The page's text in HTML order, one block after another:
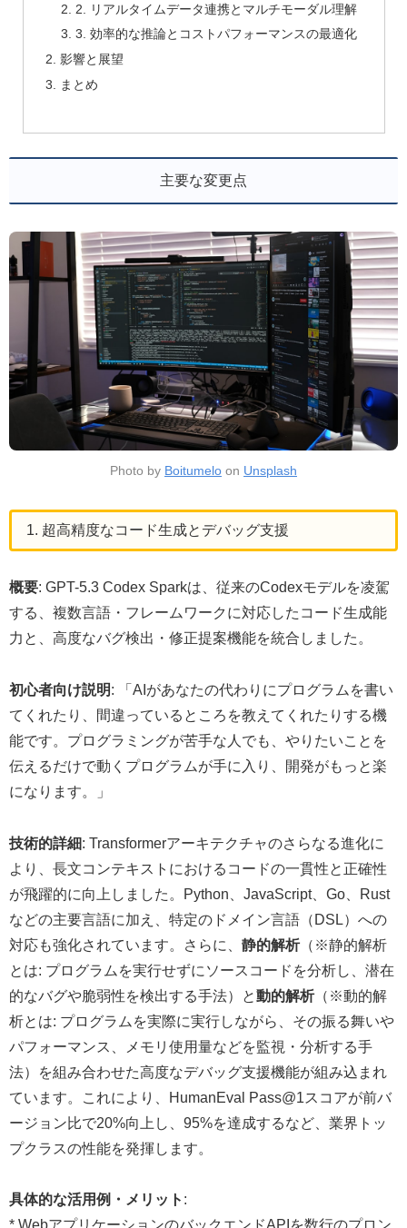
2. リアルタイムデータ連携とマルチモーダル理解
3. 効率的な推論とコストパフォーマンスの最適化
影響と展望
まとめ
主要な変更点
Photo by Boitumelo on Unsplash
1. 超高精度なコード生成とデバッグ支援
概要: GPT-5.3 Codex Sparkは、従来のCodexモデルを凌駕
する、複数言語・フレームワークに対応したコード生成能
力と、高度なバグ検出・修正提案機能を統合しました。
初心者向け説明: 「AIがあなたの代わりにプログラムを書い
てくれたり、間違っているところを教えてくれたりする機
能です。プログラミングが苦手な人でも、やりたいことを
伝えるだけで動くプログラムが手に入り、開発がもっと楽
になります。」
技術的詳細: Transformerアーキテクチャのさらなる進化に
より、長文コンテキストにおけるコードの一貫性と正確性
が飛躍的に向上しました。Python、JavaScript、Go、Rust
などの主要言語に加え、特定のドメイン言語（DSL）への
対応も強化されています。さらに、 静的解析（※静的解析
とは: プログラムを実行せずにソースコードを分析し、潜在
的なバグや脆弱性を検出する手法）と動的解析（※動的解
析とは: プログラムを実際に実行しながら、その振る舞いや
パフォーマンス、メモリ使用量などを監視・分析する手
法）を組み合わせた高度なデバッグ支援機能が組み込まれ
ています。これにより、HumanEval Pass@1スコアが前バ
ージョン比で20%向上し、95%を達成するなど、業界トッ
プクラスの性能を発揮します。
具体的な活用例・メリット :